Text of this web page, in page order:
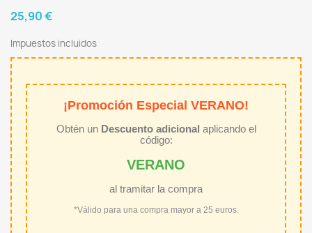
25,90 €
Impuestos incluidos
¡Promoción Especial VERANO!
Obtén un Descuento adicional aplicando el
código:
VERANO
al tramitar la compra
*Válido para una compra mayor a 25 euros.